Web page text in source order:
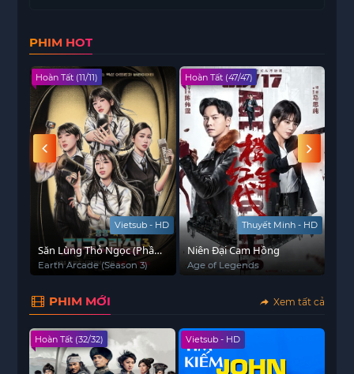
PHIM HOT
Vietsub - HD
Hoàn Tất (11/11)
Săn Lùng Thỏ Ngọc (Phần
3)
Earth Arcade (Season 3)
Thuyết Minh - HD
Hoàn Tất (47/47)
Niên Đại Cam Hồng
Age of Legends
PHIM MỚI Xem tất cả
Hoàn Tất (32/32) Vietsub - HD